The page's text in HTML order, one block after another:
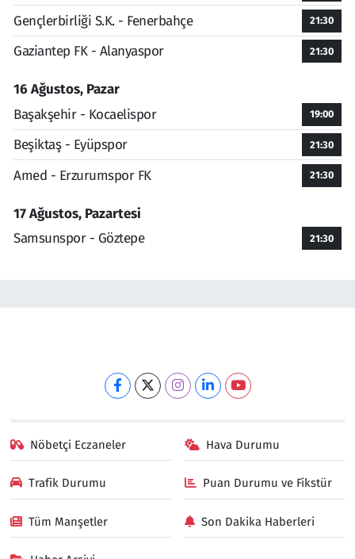
Gençlerbirliği S.K. - Fenerbahçe 21:30
Gaziantep FK - Alanyaspor 21:30
16 Ağustos, Pazar
Başakşehir - Kocaelispor
19:00
Beşiktaş - Eyüpspor 21:30
Amed - Erzurumspor FK 21:30
17 Ağustos, Pazartesi
Samsunspor - Göztepe
21:30
Nöbetçi Eczaneler Hava Durumu
Trafik Durumu Puan Durumu ve Fikstür
Tüm Manşetler Son Dakika Haberleri